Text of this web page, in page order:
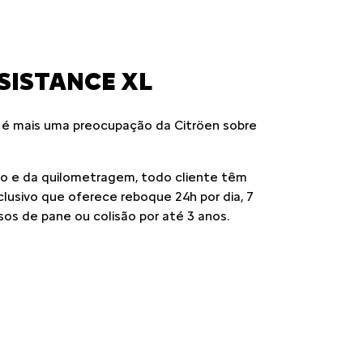
XL
mais uma preocupação da Citröen sobre
e da quilometragem, todo cliente têm
que oferece reboque 24h por dia, 7
de pane ou colisão por até 3 anos.